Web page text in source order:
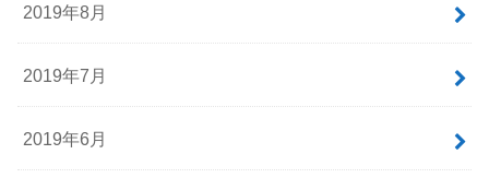
2019年8月
2019年7月
2019年6月